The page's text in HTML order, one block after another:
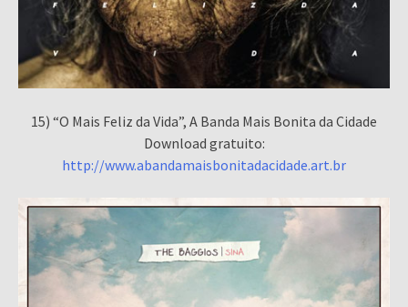
15) “O Mais Feliz da Vida”, A Banda Mais Bonita da Cidade
Download gratuito:
http://www.abandamaisbonitadacidade.art.br